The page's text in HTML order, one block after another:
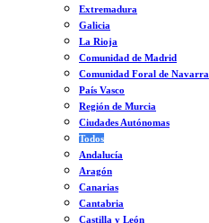
Extremadura
Galicia
La Rioja
Comunidad de Madrid
Comunidad Foral de Navarra
País Vasco
Región de Murcia
Ciudades Autónomas
Todos
Andalucía
Aragón
Canarias
Cantabria
Castilla y León